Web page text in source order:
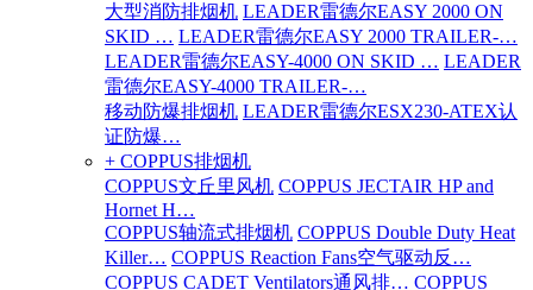
大型消防排烟机 LEADER雷德尔EASY 2000 ON
SKID … LEADER雷德尔EASY 2000 TRAILER-…
LEADER雷德尔EASY-4000 ON SKID … LEADER
雷德尔EASY-4000 TRAILER-…
移动防爆排烟机 LEADER雷德尔ESX230-ATEX认
证防爆…
+ COPPUS排烟机
COPPUS文丘里风机 COPPUS JECTAIR HP and
Hornet H…
COPPUS轴流式排烟机 COPPUS Double Duty Heat
Killer… COPPUS Reaction Fans空气驱动反…
COPPUS CADET Ventilators通风排… COPPUS